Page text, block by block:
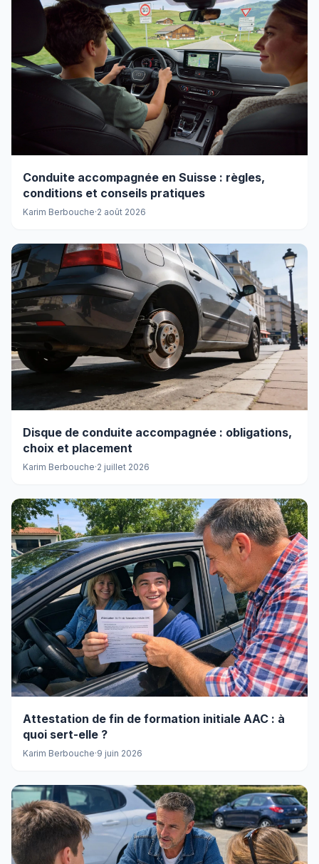
Conduite accompagnée en Suisse : règles,
conditions et conseils pratiques
Karim Berbouche·2 août 2026
Disque de conduite accompagnée : obligations,
choix et placement
Karim Berbouche·2 juillet 2026
Attestation de fin de formation initiale AAC : à
quoi sert-elle ?
Karim Berbouche·9 juin 2026